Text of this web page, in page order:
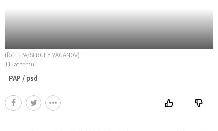
(fot. EPA/SERGEY VAGANOV)
11 lat temu
PAP / psd